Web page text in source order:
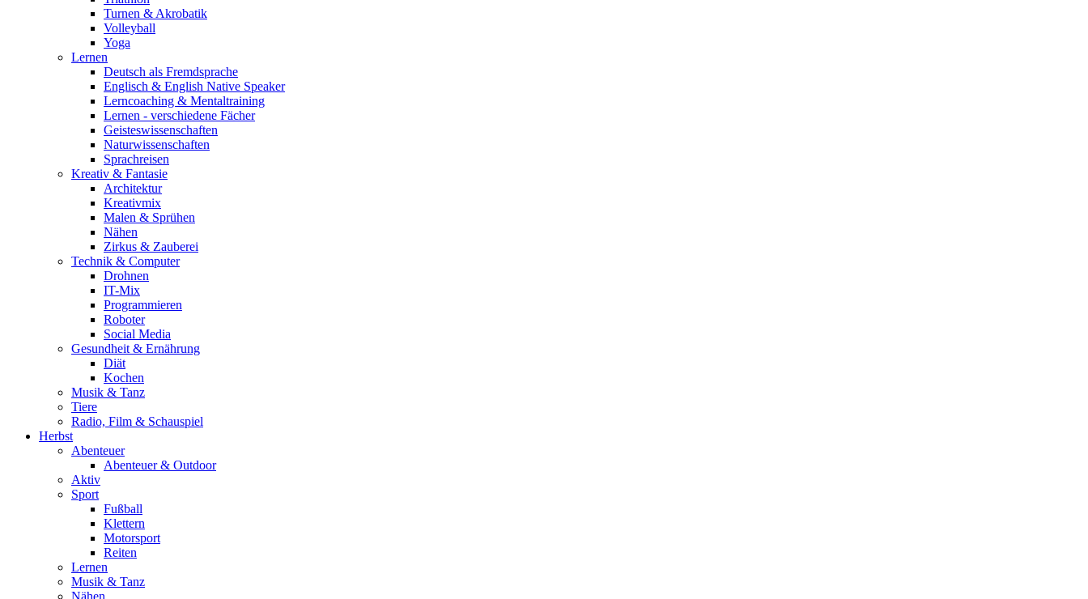
Turnen & Akrobatik
Volleyball
Yoga
Lernen
Deutsch als Fremdsprache
Englisch & English Native Speaker
Lerncoaching & Mentaltraining
Lernen - verschiedene Fächer
Geisteswissenschaften
Naturwissenschaften
Sprachreisen
Kreativ & Fantasie
Architektur
Kreativmix
Malen & Sprühen
Nähen
Zirkus & Zauberei
Technik & Computer
Drohnen
IT-Mix
Programmieren
Roboter
Social Media
Gesundheit & Ernährung
Diät
Kochen
Musik & Tanz
Tiere
Radio, Film & Schauspiel
Herbst
Abenteuer
Abenteuer & Outdoor
Aktiv
Sport
Fußball
Klettern
Motorsport
Reiten
Lernen
Musik & Tanz
Nähen